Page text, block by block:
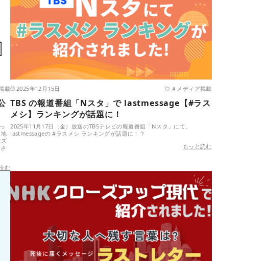
載
む
2025年12月15日 ＃メディア掲載
TBS の報道番組「Nスタ」で lastmessage【#ラス
メシ】ランキングが話題に！
2025年11月17日（金）放送のTBSテレビの報道番組「Nスタ」にて、
lastmessageの #ラスメシ ランキングが話題に！？
もっと読む